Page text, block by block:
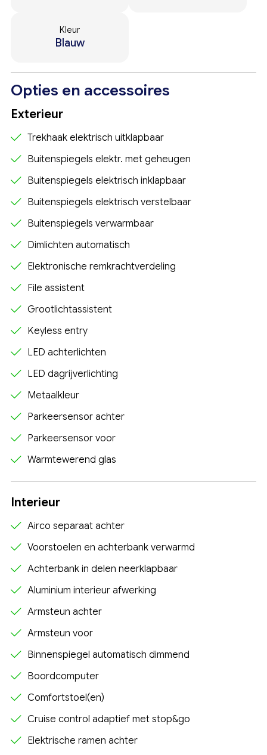
Kleur
Blauw
Opties en accessoires
Exterieur
Trekhaak elektrisch uitklapbaar
Buitenspiegels elektr. met geheugen
Buitenspiegels elektrisch inklapbaar
Buitenspiegels elektrisch verstelbaar
Buitenspiegels verwarmbaar
Dimlichten automatisch
Elektronische remkrachtverdeling
File assistent
Grootlichtassistent
Keyless entry
LED achterlichten
LED dagrijverlichting
Metaalkleur
Parkeersensor achter
Parkeersensor voor
Warmtewerend glas
Interieur
Airco separaat achter
Voorstoelen en achterbank verwarmd
Achterbank in delen neerklapbaar
Aluminium interieur afwerking
Armsteun achter
Armsteun voor
Binnenspiegel automatisch dimmend
Boordcomputer
Comfortstoel(en)
Cruise control adaptief met stop&go
Elektrische ramen achter